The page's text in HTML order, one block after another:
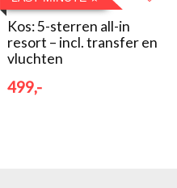
Kos: 5-sterren all-in
resort – incl. transfer en
vluchten
499,-